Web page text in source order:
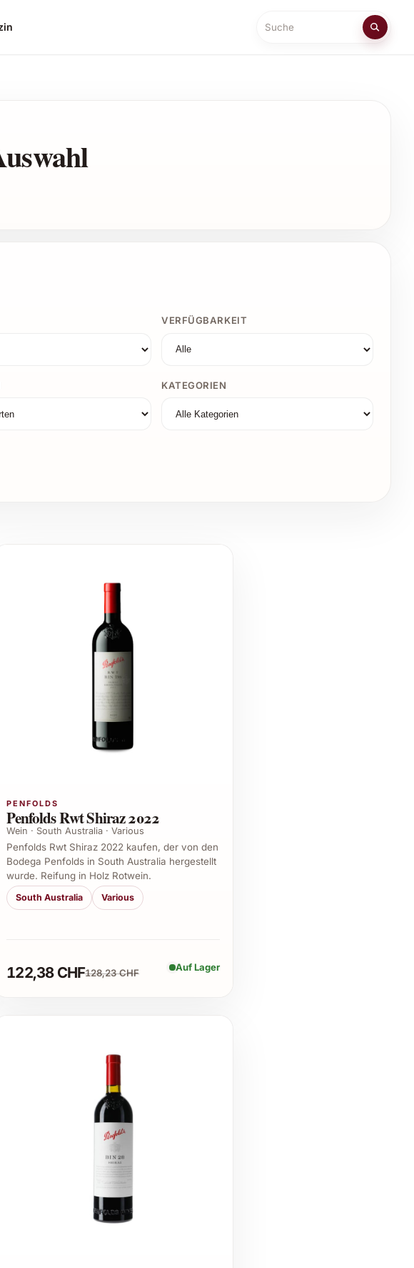
Suche
VERFÜGBARKEIT
KATEGORIEN
PENFOLDS
Penfolds Rwt Shiraz 2022
Wein · South Australia · Various
Penfolds Rwt Shiraz 2022 kaufen, der von den
Bodega Penfolds in South Australia hergestellt
wurde. Reifung in Holz Rotwein.
South Australia Various
122,38 CHF128,23 CHF Auf Lager